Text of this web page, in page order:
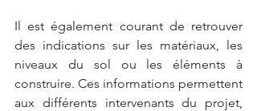
Il est également courant de retrouver
des indications sur les matériaux, les
niveaux du sol ou les éléments à
construire. Ces informations permettent
aux différents intervenants du projet,